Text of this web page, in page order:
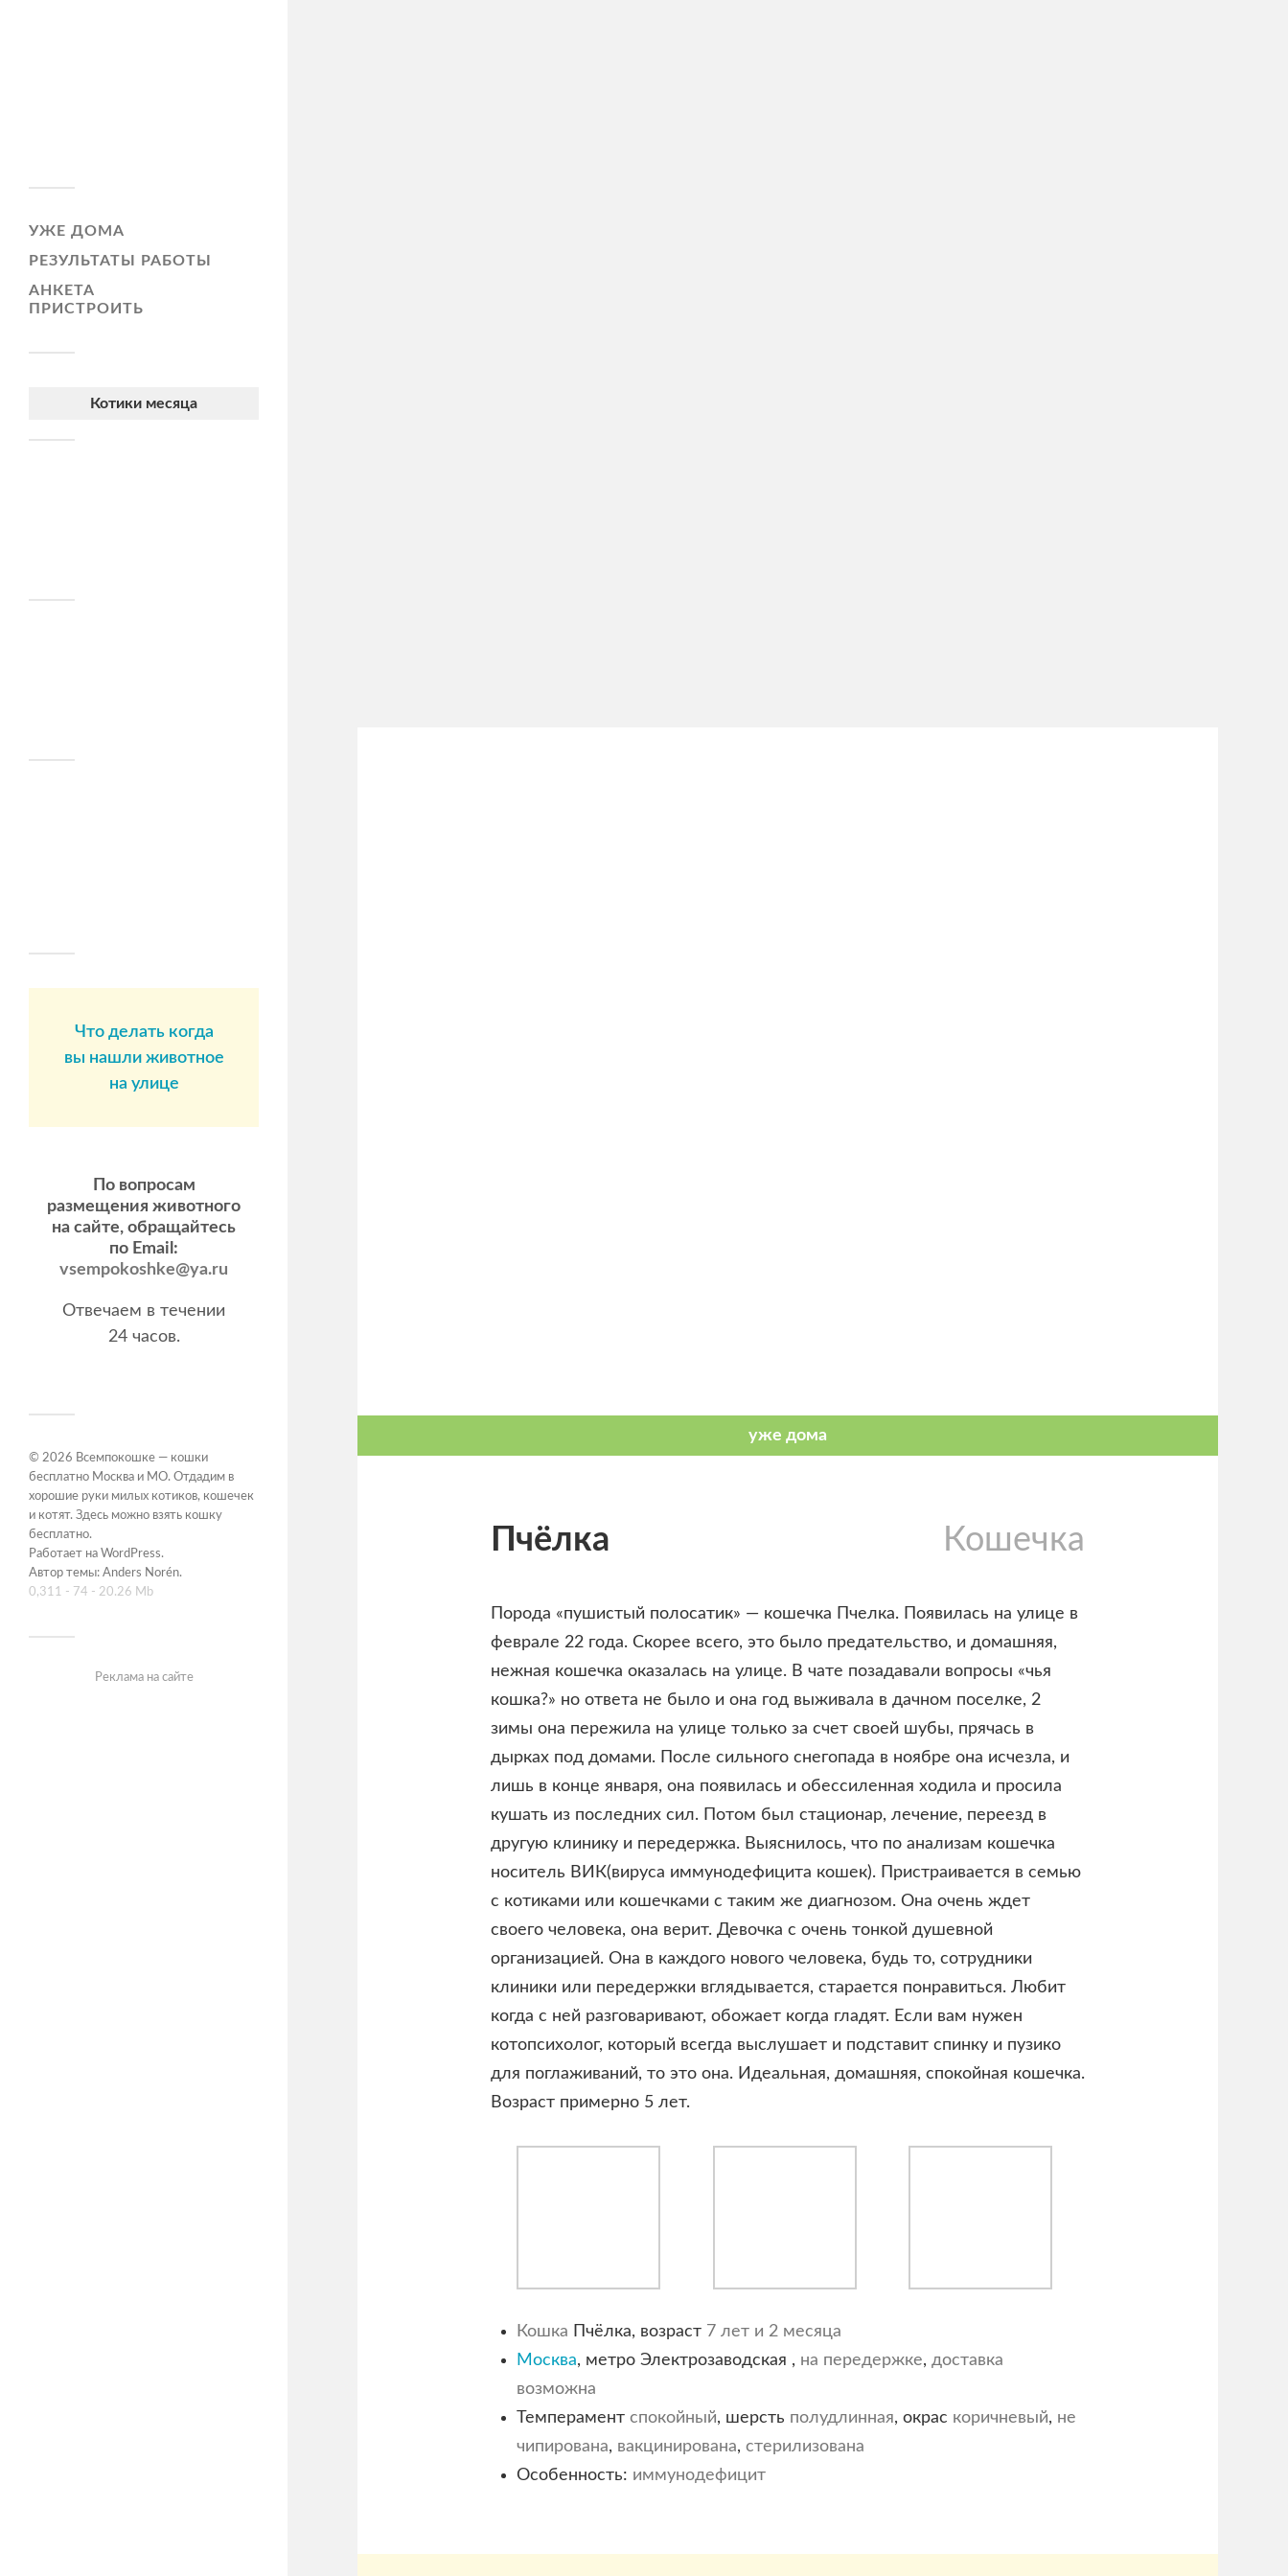
УЖЕ ДОМА
РЕЗУЛЬТАТЫ РАБОТЫ
АНКЕТА
ПРИСТРОИТЬ
Котики месяца
Что делать когда
вы нашли животное
на улице
По вопросам
размещения животного
на сайте, обращайтесь
по Email:
vsempokoshke@ya.ru
Отвечаем в течении
24 часов.
© 2026 Всемпокошке — кошки
бесплатно Москва и МО. Отдадим в
хорошие руки милых котиков, кошечек
и котят. Здесь можно взять кошку
бесплатно.
Работает на WordPress.
Автор темы: Anders Norén.
0,311 - 74 - 20.26 Mb
Реклама на сайте
Кошечка
Пчёлка
Порода «пушистый полосатик» — кошечка Пчелка. Появилась на улице в
феврале 22 года. Скорее всего, это было предательство, и домашняя,
нежная кошечка оказалась на улице. В чате позадавали вопросы «чья
кошка?» но ответа не было и она год выживала в дачном поселке, 2
зимы она пережила на улице только за счет своей шубы, прячась в
дырках под домами. После сильного снегопада в ноябре она исчезла, и
лишь в конце января, она появилась и обессиленная ходила и просила
кушать из последних сил. Потом был стационар, лечение, переезд в
другую клинику и передержка. Выяснилось, что по анализам кошечка
носитель ВИК(вируса иммунодефицита кошек). Пристраивается в семью
с котиками или кошечками с таким же диагнозом. Она очень ждет
своего человека, она верит. Девочка с очень тонкой душевной
организацией. Она в каждого нового человека, будь то, сотрудники
клиники или передержки вглядывается, старается понравиться. Любит
когда с ней разговаривают, обожает когда гладят. Если вам нужен
котопсихолог, который всегда выслушает и подставит спинку и пузико
для поглаживаний, то это она. Идеальная, домашняя, спокойная кошечка.
Возраст примерно 5 лет.
Кошка Пчёлка, возраст 7 лет и 2 месяца
Москва, метро Электрозаводская , на передержке, доставка
возможна
Темперамент спокойный, шерсть полудлинная, окрас коричневый, не
чипирована, вакцинирована, стерилизована
Особенность: иммунодефицит